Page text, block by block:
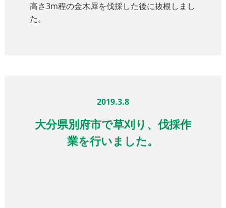
高さ3m程の金木犀を伐採した後に抜根しまし
た。
2019.3.8
大分県別府市で草刈り、伐採作
業を行いました。